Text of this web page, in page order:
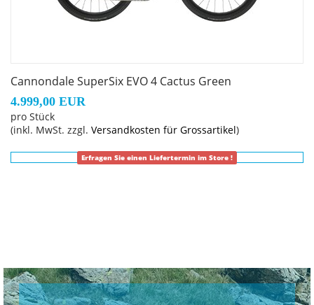
Cannondale SuperSix EVO 4 Cactus Green
4.999,00 EUR
pro Stück
(inkl. MwSt. zzgl. Versandkosten für Grossartikel)
Erfragen Sie einen Liefertermin im Store !